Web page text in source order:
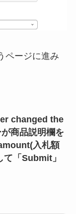
ページに進み
changed the
商品説明欄を
入札額
「Submit」